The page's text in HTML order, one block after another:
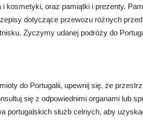
kosmetyki, oraz pamiątki i prezenty.
dotyczące przewozu różnych
Życzymy udanej podróży do
do Portugalii, upewnij się, że
się z odpowiednimi organami lub
portugalskich służb celnych, aby